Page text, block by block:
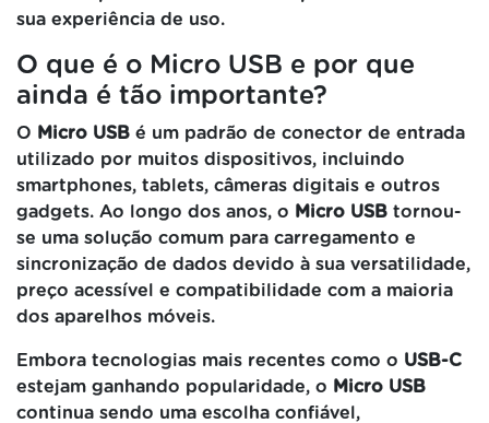
sua experiência de uso.
O que é o Micro USB e por que
ainda é tão importante?
O Micro USB é um padrão de conector de entrada
utilizado por muitos dispositivos, incluindo
smartphones, tablets, câmeras digitais e outros
gadgets. Ao longo dos anos, o
Micro USB tornou-
se uma solução comum para carregamento e
sincronização de dados devido à sua versatilidade,
preço acessível e compatibilidade com a maioria
dos aparelhos móveis.
Embora tecnologias mais recentes como o USB-C
estejam ganhando popularidade, o
Micro USB
continua sendo uma escolha confiável,